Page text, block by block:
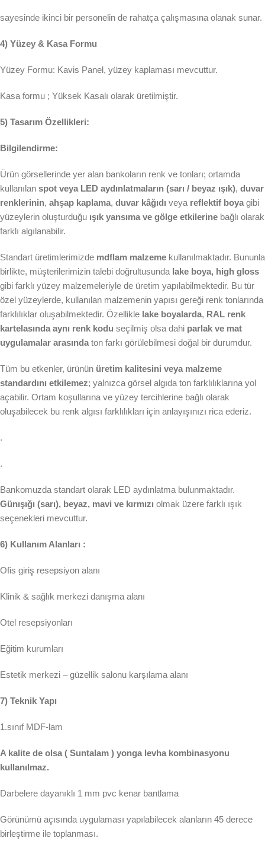
sayesinde ikinci bir personelin de rahatça çalışmasına olanak sunar.
4) Yüzey & Kasa Formu
Yüzey Formu: Kavis Panel, yüzey kaplaması mevcuttur.
Kasa formu ; Yüksek Kasalı olarak üretilmiştir.
5) Tasarım Özellikleri:
Bilgilendirme:
Ürün görsellerinde yer alan bankoların renk ve tonları; ortamda
kullanılan spot veya LED aydınlatmaların (sarı / beyaz ışık), duvar
renklerinin, ahşap kaplama, duvar kâğıdı veya reflektif boya gibi
yüzeylerin oluşturduğu ışık yansıma ve gölge etkilerine bağlı olarak
farklı algılanabilir.
Standart üretimlerimizde mdflam malzeme kullanılmaktadır. Bununla
birlikte, müşterilerimizin talebi doğrultusunda lake boya, high gloss
gibi farklı yüzey malzemeleriyle de üretim yapılabilmektedir. Bu tür
özel yüzeylerde, kullanılan malzemenin yapısı gereği renk tonlarında
farklılıklar oluşabilmektedir. Özellikle lake boyalarda, RAL renk
kartelasında aynı renk kodu seçilmiş olsa dahi parlak ve mat
uygulamalar arasında ton farkı görülebilmesi doğal bir durumdur.
Tüm bu etkenler, ürünün üretim kalitesini veya malzeme
standardını etkilemez; yalnızca görsel algıda ton farklılıklarına yol
açabilir. Ortam koşullarına ve yüzey tercihlerine bağlı olarak
oluşabilecek bu renk algısı farklılıkları için anlayışınızı rica ederiz.
.
.
Bankomuzda standart olarak LED aydınlatma bulunmaktadır.
Günışığı (sarı), beyaz, mavi ve kırmızı olmak üzere farklı ışık
seçenekleri mevcuttur.
6) Kullanım Alanları :
Ofis giriş resepsiyon alanı
Klinik & sağlık merkezi danışma alanı
Otel resepsiyonları
Eğitim kurumları
Estetik merkezi – güzellik salonu karşılama alanı
7) Teknik Yapı
1.sınıf MDF-lam
A kalite de olsa ( Suntalam ) yonga levha kombinasyonu
kullanılmaz.
Darbelere dayanıklı 1 mm pvc kenar bantlama
Görünümü açısında uygulaması yapılabilecek alanların 45 derece
birleştirme ile toplanması.